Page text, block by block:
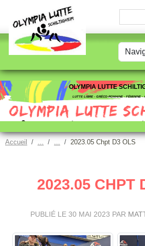
OLYMPIA LUTTE
LUTTE LIBRE - GRÉCO-ROMAINE - FÉMININE -
Accueil 2023.05 Chpt D3 OLS
2023.05 CHPT
PUBLIÉ LE 30 MAI 2023 PAR
Panneau de gestion des cookies